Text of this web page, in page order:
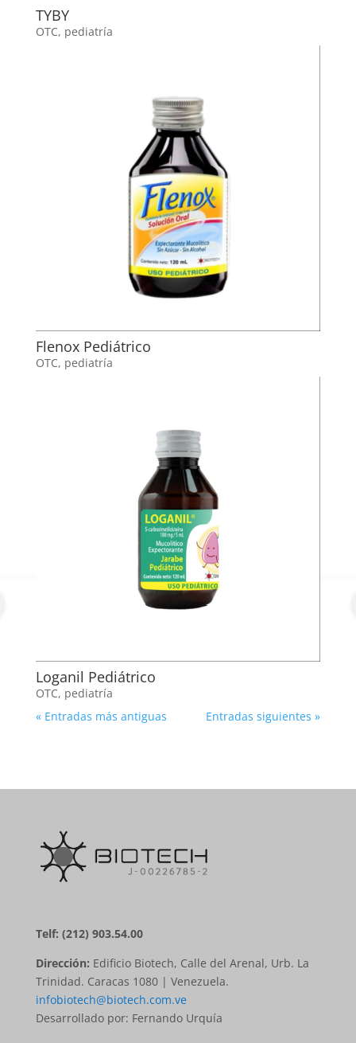
TYBY
OTC, pediatría
Flenox Pediátrico
OTC, pediatría
Loganil Pediátrico
OTC, pediatría
« Entradas más antiguas
Entradas siguientes »
Telf: (212) 903.54.00
Dirección: Edificio Biotech, Calle del Arenal, Urb. La
Trinidad. Caracas 1080 | Venezuela.
infobiotech@biotech.com.ve
Desarrollado por: Fernando Urquía